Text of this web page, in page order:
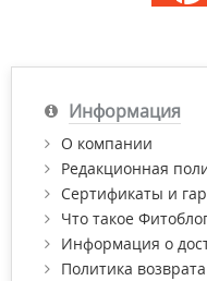
Информация
О компании
Редакционная
Сертификаты и
Что такое
Информация о
Политика